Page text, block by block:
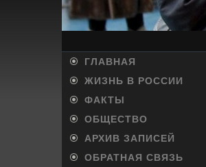
ГЛАВНАЯ
ЖИЗНЬ В РОССИИ
ФАКТЫ
ОБЩЕСТВО
АРХИВ ЗАПИСЕЙ
ОБРАТНАЯ СВЯЗЬ